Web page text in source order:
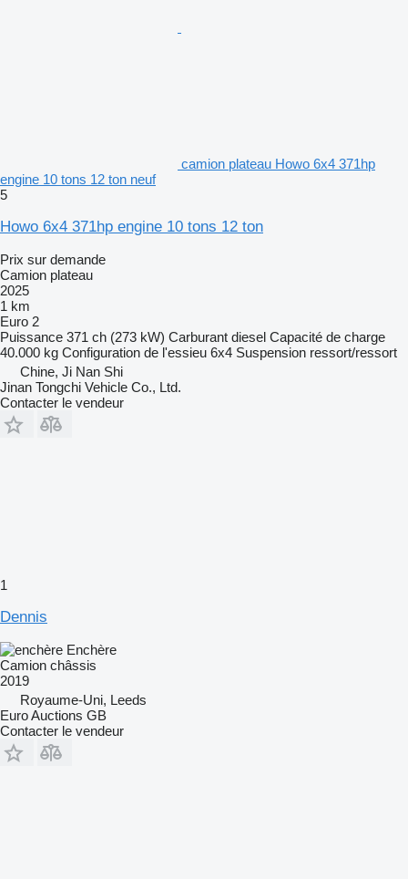
camion plateau Howo 6x4 371hp
engine 10 tons 12 ton neuf
5
Howo 6x4 371hp engine 10 tons 12 ton
Prix sur demande
Camion plateau
2025
1 km
Euro 2
Puissance 371 ch (273 kW) Carburant diesel Capacité de charge
40.000 kg Configuration de l'essieu 6x4 Suspension ressort/ressort
Chine, Ji Nan Shi
Jinan Tongchi Vehicle Co., Ltd.
Contacter le vendeur
1
Dennis
Enchère
Camion châssis
2019
Royaume-Uni, Leeds
Euro Auctions GB
Contacter le vendeur